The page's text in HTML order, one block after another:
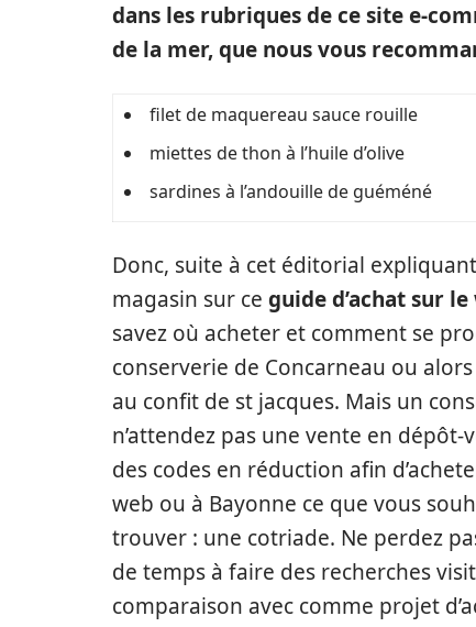
dans les rubriques de ce site e-
de la mer, que nous vous
filet de maquereau sauce rouille
miettes de thon à l’huile d’olive
sardines à l’andouille de guéméné
Donc, suite à cet éditorial
magasin sur ce guide d’achat sur le
savez où acheter et comment se
conserverie de Concarneau ou
au confit de st jacques. Mais un
n’attendez pas une vente en dépôt-
des codes en réduction afin
web ou à Bayonne ce que vous
trouver : une cotriade. Ne perdez
de temps à faire des recherches
comparaison avec comme projet